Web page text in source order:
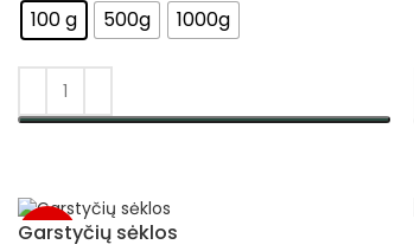
100 g 500g 1000g
-5%
Garstyčių sėklos